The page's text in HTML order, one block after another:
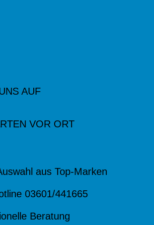
AUF
VOR ORT
aus Top-Marken
03601/441665
Beratung